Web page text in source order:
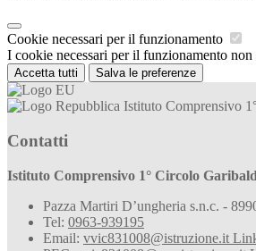
Cookie necessari per il funzionamento
I cookie necessari per il funzionamento
Accetta tutti Salva le preferenze
Istituto Comprensivo
Contatti
Istituto Comprensivo 1° Circolo
Pazza Martiri D’ungheria s.n.c. -
Tel: 0963-939195
Email: vvic831008@istruzione.it